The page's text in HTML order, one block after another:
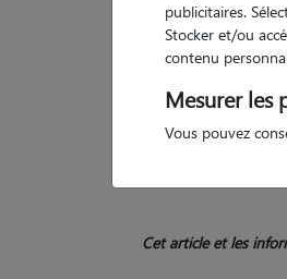
Catégories de cette
Article publié le 01/04/
La
Cet article et les
publicitaires.
Stocker et/ou
contenu
Mesurer les
Vous pouvez